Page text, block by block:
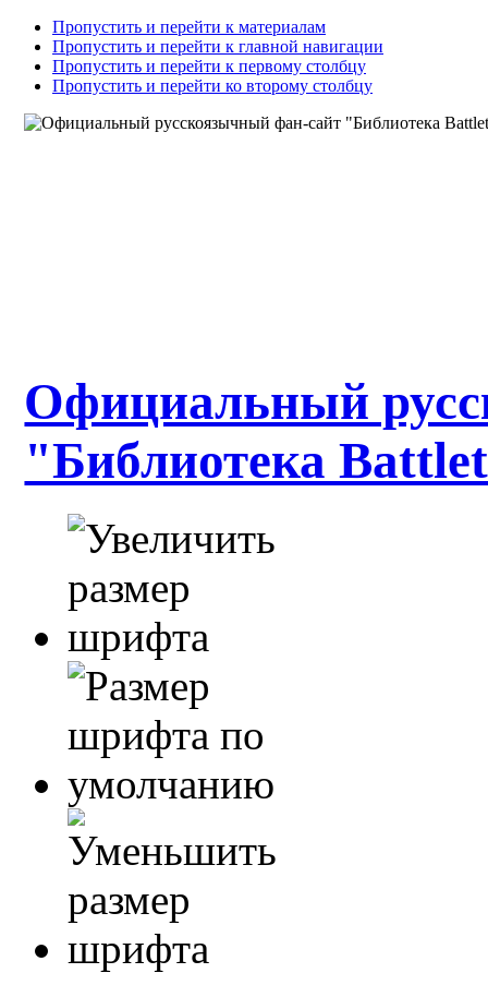
Пропустить и перейти к материалам
Пропустить и перейти к главной навигации
Пропустить и перейти к первому столбцу
Пропустить и перейти ко второму столбцу
Официальный
"Библиотека